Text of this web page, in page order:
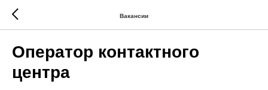
Вакансии
Оператор контактного
центра